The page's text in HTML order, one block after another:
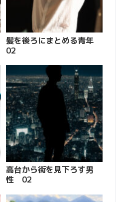
髪を後ろにまとめる青年
02
高台から街を見下ろす男
性 02